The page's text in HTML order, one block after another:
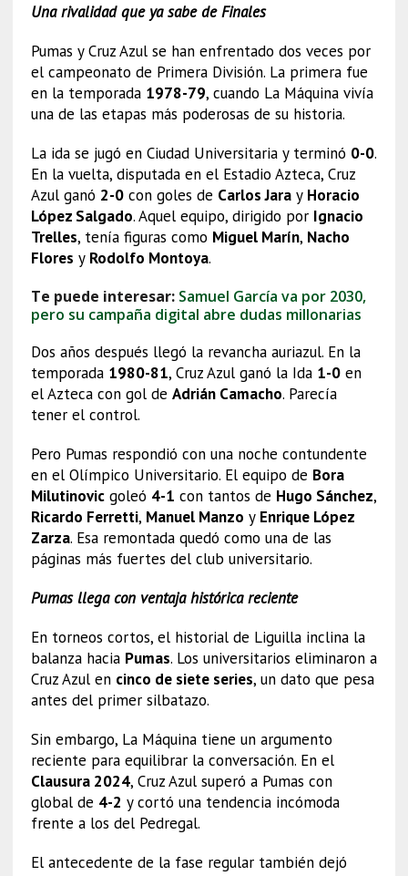
Una rivalidad que ya sabe de Finales
Pumas y Cruz Azul se han enfrentado dos veces por
el campeonato de Primera División. La primera fue
en la temporada 1978-79, cuando La Máquina vivía
una de las etapas más poderosas de su historia.
La ida se jugó en Ciudad Universitaria y terminó 0-0.
En la vuelta, disputada en el Estadio Azteca, Cruz
Azul ganó 2-0con goles de Carlos Jaray Horacio
López Salgado. Aquel equipo, dirigido por Ignacio
Trelles, tenía figuras como Miguel Marín, Nacho
Flores y Rodolfo Montoya.
Te puede interesar: Samuel García va por 2030,
pero su campaña digital abre dudas millonarias
Dos años después llegó la revancha auriazul. En la
temporada 1980-81, Cruz Azul ganó la Ida 1-0en
el Azteca con gol de Adrián Camacho. Parecía
tener el control.
Pero Pumas respondió con una noche contundente
en el Olímpico Universitario. El equipo de Bora
Milutinovicgoleó 4-1 con tantos de Hugo Sánchez,
Ricardo Ferretti, Manuel Manzo y Enrique López
Zarza. Esa remontada quedó como una de las
páginas más fuertes del club universitario.
Pumas llega con ventaja histórica reciente
En torneos cortos, el historial de Liguilla inclina la
balanza hacia Pumas. Los universitarios eliminaron a
Cruz Azul en cinco de siete series, un dato que pesa
antes del primer silbatazo.
Sin embargo, La Máquina tiene un argumento
reciente para equilibrar la conversación. En el
Clausura 2024, Cruz Azul superó a Pumas con
global de 4-2 y cortó una tendencia incómoda
frente a los del Pedregal.
El antecedente de la fase regular también dejó